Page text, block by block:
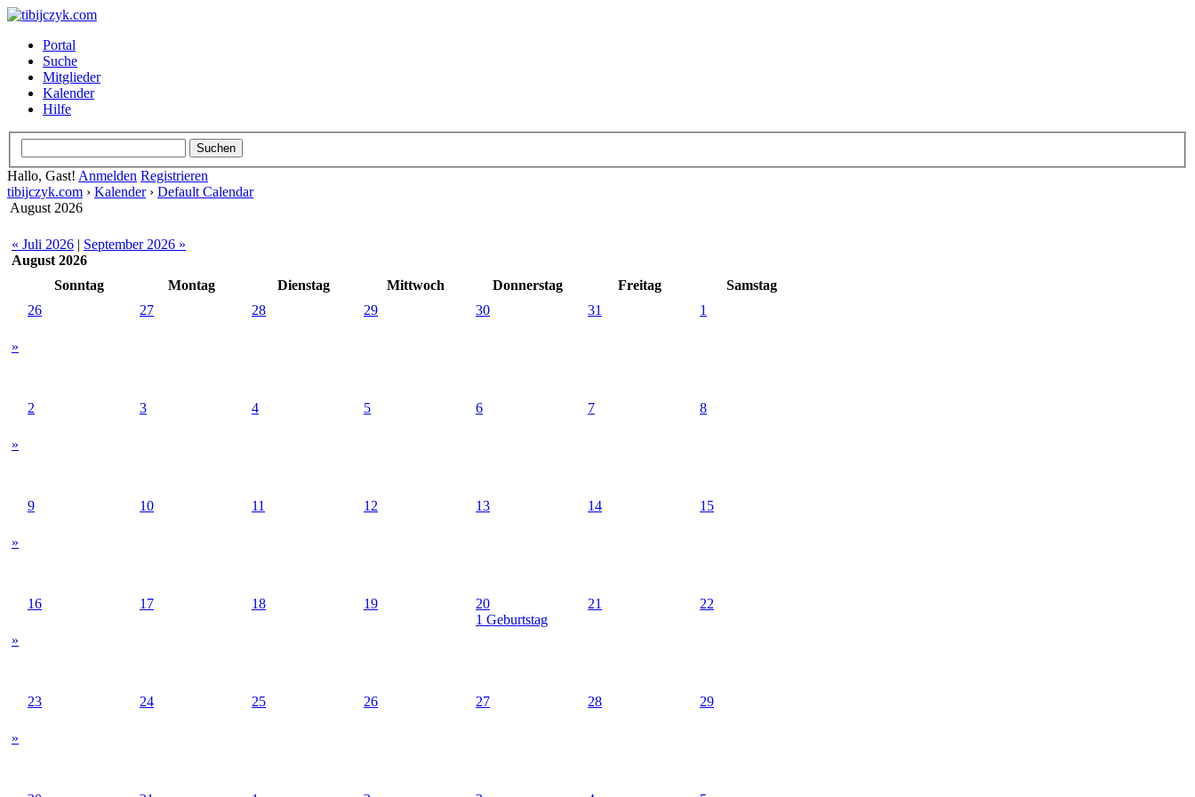
Portal
Suche
Mitglieder
Kalender
Hilfe
Hallo, Gast! Anmelden Registrieren
tibijczyk.com › Kalender› Default Calendar
August 2026
« Juli 2026 | September 2026 »
August 2026
Sonntag
Montag Dienstag Mittwoch Donnerstag Freitag Samstag
»
26 27 28 29 30 31 1
»
2 3 4 5 6 7 8
»
9 10 11 12 13 14 15
»
16 17 18 19
20
1 Geburtstag
21 22
»
23 24 25 26 27 28 29